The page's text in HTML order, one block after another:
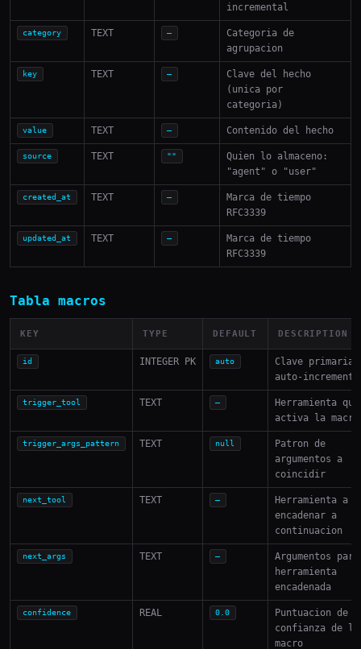
incremental
category TEXT —
Categoria de
agrupacion
key TEXT —
Clave del hecho
(unica por
categoria)
value TEXT — Contenido del hecho
source TEXT ""
Quien lo almaceno:
"agent" o "user"
created_at TEXT —
Marca de tiempo
RFC3339
updated_at TEXT —
Marca de tiempo
RFC3339
Tabla macros
KEY TYPE DEFAULT DESCRIPTION
id INTEGER PK auto
Clave primaria
auto-
trigger_tool TEXT —
Herramienta que
activa la macro
trigger_args_pattern TEXT null
Patron de
argumentos a
coincidir
next_tool TEXT —
Herramienta a
encadenar a
continuacion
next_args TEXT —
Argumentos
herramienta
encadenada
confidence REAL 0.0
Puntuacion de
confianza de la
macro